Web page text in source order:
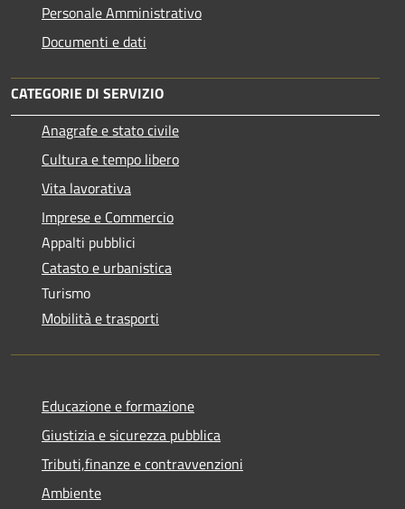
Personale Amministrativo
Documenti e dati
CATEGORIE DI SERVIZIO
Anagrafe e stato civile
Cultura e tempo libero
Vita lavorativa
Imprese e Commercio
Appalti pubblici
Catasto e urbanistica
Turismo
Mobilità e trasporti
Educazione e formazione
Giustizia e sicurezza pubblica
Tributi,finanze e contravvenzioni
Ambiente